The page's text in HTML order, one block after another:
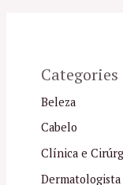
Categories
Beleza
Cabelo
Clínica e
Dermatologista